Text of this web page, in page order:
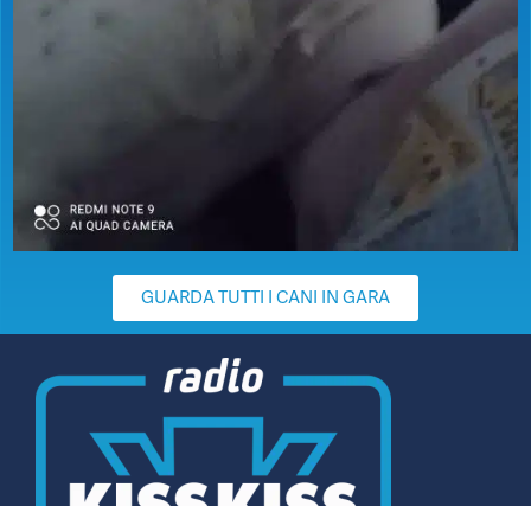
GUARDA TUTTI I CANI IN GARA